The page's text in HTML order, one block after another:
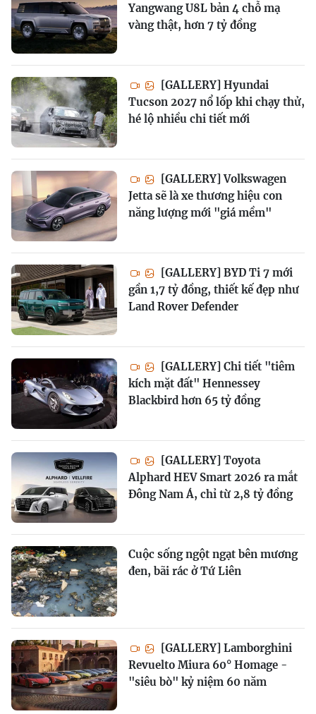
Yangwang U8L bản 4 chỗ mạ
vàng thật, hơn 7 tỷ đồng
[GALLERY] Hyundai
Tucson 2027 nổ lốp khi chạy thử,
hé lộ nhiều chi tiết mới
[GALLERY] Volkswagen
Jetta sẽ là xe thương hiệu con
năng lượng mới "giá mềm"
[GALLERY] BYD Ti 7 mới
gần 1,7 tỷ đồng, thiết kế đẹp như
Land Rover Defender
[GALLERY] Chi tiết "tiêm
kích mặt đất" Hennessey
Blackbird hơn 65 tỷ đồng
[GALLERY] Toyota
Alphard HEV Smart 2026 ra mắt
Đông Nam Á, chỉ từ 2,8 tỷ đồng
Cuộc sống ngột ngạt bên mương
đen, bãi rác ở Tứ Liên
[GALLERY] Lamborghini
Revuelto Miura 60° Homage -
"siêu bò" kỷ niệm 60 năm